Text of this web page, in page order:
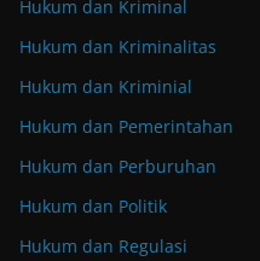
Hukum dan Kriminal
Hukum dan Kriminalitas
Hukum dan Kriminial
Hukum dan Pemerintahan
Hukum dan Perburuhan
Hukum dan Politik
Hukum dan Regulasi